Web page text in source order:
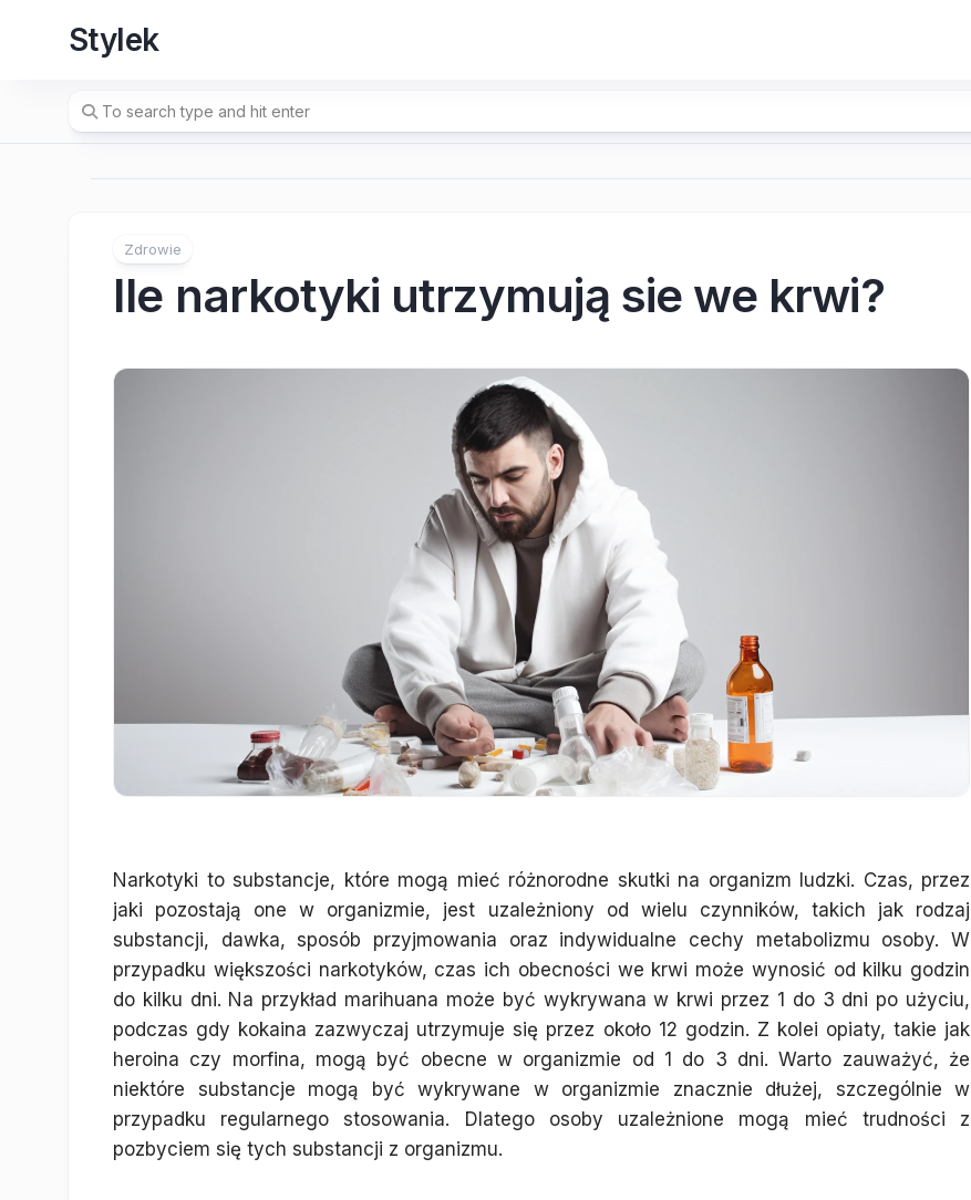
Stylek
Zdrowie
Ile narkotyki utrzymują sie we krwi?
Narkotyki to substancje, które mogą mieć różnorodne skutki na organizm ludzki. Czas, przez
jaki pozostają one w organizmie, jest uzależniony od wielu czynników, takich jak rodzaj
substancji, dawka, sposób przyjmowania oraz indywidualne cechy metabolizmu osoby. W
przypadku większości narkotyków, czas ich obecności we krwi może wynosić od kilku godzin
do kilku dni. Na przykład marihuana może być wykrywana w krwi przez 1 do 3 dni po użyciu,
podczas gdy kokaina zazwyczaj utrzymuje się przez około 12 godzin. Z kolei opiaty, takie jak
heroina czy morfina, mogą być obecne w organizmie od 1 do 3 dni. Warto zauważyć, że
niektóre substancje mogą być wykrywane w organizmie znacznie dłużej, szczególnie w
przypadku regularnego stosowania. Dlatego osoby uzależnione mogą mieć trudności z
pozbyciem się tych substancji z organizmu.